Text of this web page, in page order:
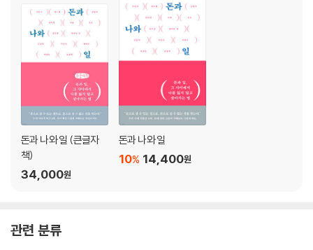
진정한 행복
다시 한국으로
PART 3 한국·우간다 - 여행 후의 일상
딱 1년만
결과보다는 과정
다시 우간다로
사업 프레젠테이션
가내수공업 라이트박스
돈과 나와 일 (큰글자
책)
34,000원
돈과 나와 일
14,400원
10%
관련 분류